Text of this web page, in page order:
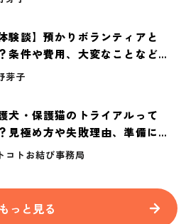
体験談】預かりボランティアと
条件や費用、大変なことなど紹
芽子
犬・保護猫のトライアルって
見極め方や失敗理由、準備に必
ものを紹介
コトお結び事務局
もっと見る